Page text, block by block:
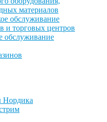
материалов
обслуживание
и торговых центров
обслуживание
Нордика